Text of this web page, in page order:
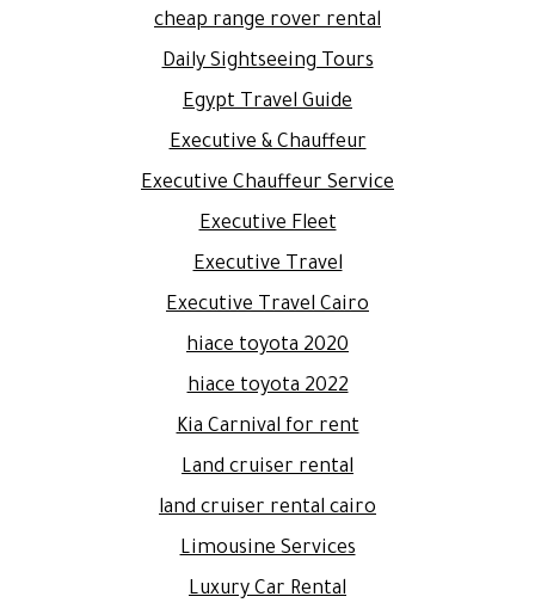
cheap range rover rental
Daily Sightseeing Tours
Egypt Travel Guide
Executive & Chauffeur
Executive Chauffeur Service
Executive Fleet
Executive Travel
Executive Travel Cairo
hiace toyota 2020
hiace toyota 2022
Kia Carnival for rent
Land cruiser rental
land cruiser rental cairo
Limousine Services
Luxury Car Rental